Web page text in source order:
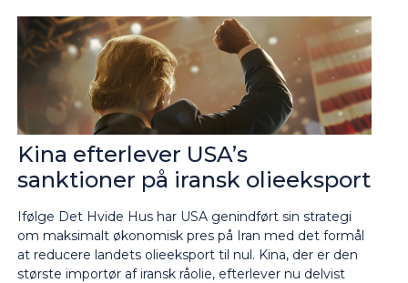
Kina efterlever USA’s
sanktioner på iransk olieeksport
Ifølge Det Hvide Hus har USA genindført sin strategi
om maksimalt økonomisk pres på Iran med det formål
at reducere landets olieeksport til nul. Kina, der er den
største importør af iransk råolie, efterlever nu delvist